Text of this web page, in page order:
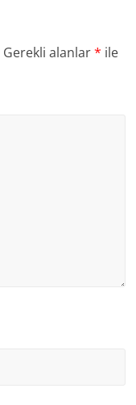
Gerekli alanlar* ile